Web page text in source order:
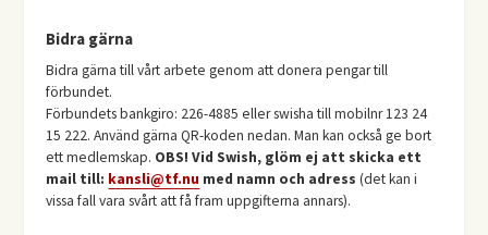
Bidra gärna
Bidra gärna till vårt arbete genom att donera pengar till
förbundet.
Förbundets bankgiro: 226-4885 eller swisha till mobilnr 123 24
15 222. Använd gärna QR-koden nedan. Man kan också ge bort
ett medlemskap. OBS! Vid Swish, glöm ej att skicka ett
mail till: kansli@tf.nu med namn och adress (det kan i
vissa fall vara svårt att få fram uppgifterna annars).